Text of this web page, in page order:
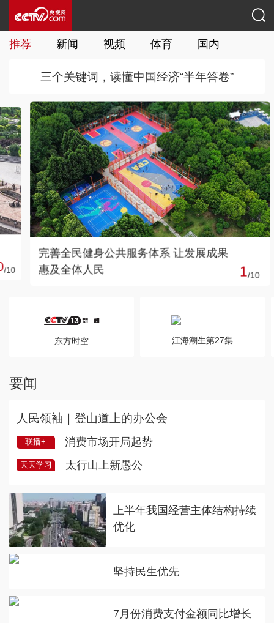
推荐 新闻 视频 体育 国内
三个关键词，读懂中国经济“半年答卷”
完善全民健身公共服务体系 让发展成果
惠及全体人民
10
东方时空 江海潮生第27集
要闻
人民领袖｜登山道上的办公会
联播+ 消费市场开局起势
天天学习 太行山上新愚公
上半年我国经营主体结构持续
优化
坚持民生优先
7月份消费支付金额同比增长